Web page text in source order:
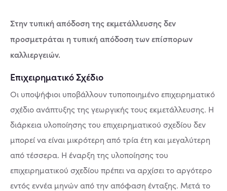
Στην τυπική απόδοση της εκμετάλλευσης δεν
προσμετράται η τυπική απόδοση των επίσπορων
καλλιεργειών.
Επιχειρηματικό Σχέδιο
Οι υποψήφιοι υποβάλλουν τυποποιημένο επιχειρηματικό
σχέδιο ανάπτυξης της γεωργικής τους εκμετάλλευσης. Η
διάρκεια υλοποίησης του επιχειρηματικού σχεδίου δεν
μπορεί να είναι μικρότερη από τρία έτη και μεγαλύτερη
από τέσσερα. Η έναρξη της υλοποίησης του
επιχειρηματικού σχεδίου πρέπει να αρχίσει το αργότερο
εντός εννέα μηνών από την απόφαση ένταξης. Μετά το